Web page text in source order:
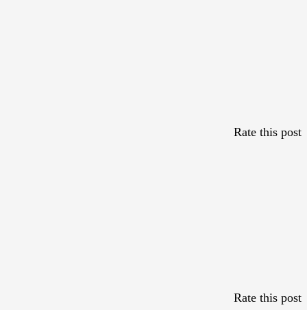
Rate this post
Rate this post